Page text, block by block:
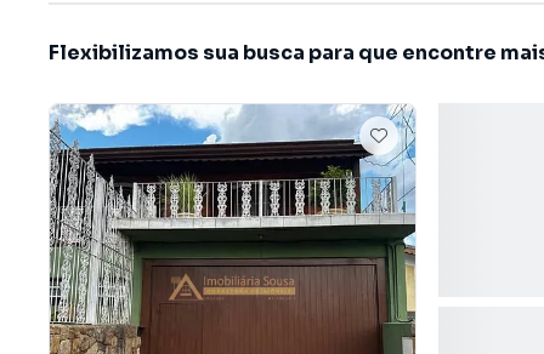
Flexibilizamos sua busca para que encontre